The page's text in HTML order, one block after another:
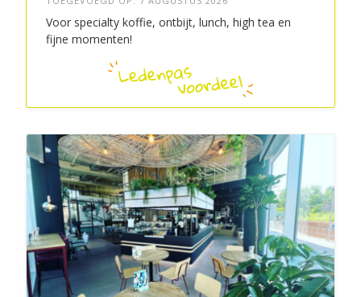
Voor specialty koffie, ontbijt, lunch, high tea en
fijne momenten!